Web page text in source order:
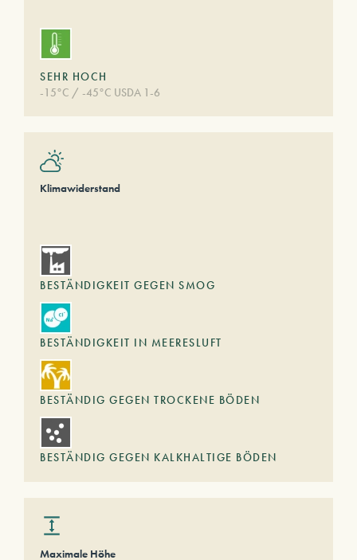
SEHR HOCH
-15°C / -45°C USDA 1-6
Klimawiderstand
BESTÄNDIGKEIT GEGEN SMOG
BESTÄNDIGKEIT IN MEERESLUFT
BESTÄNDIG GEGEN TROCKENE BÖDEN
BESTÄNDIG GEGEN KALKHALTIGE BÖDEN
Maximale Höhe